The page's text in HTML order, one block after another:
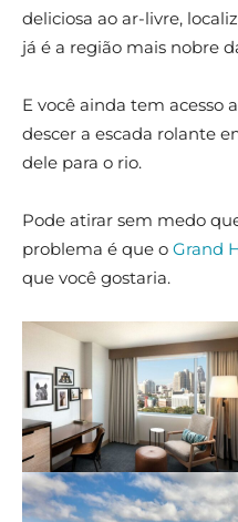
deliciosa ao ar-livre,
já é a região mais nobre
E você ainda tem acesso
descer a escada rolante
dele para o rio.
Pode atirar sem medo
problema é que o Grand
que você gostaria.